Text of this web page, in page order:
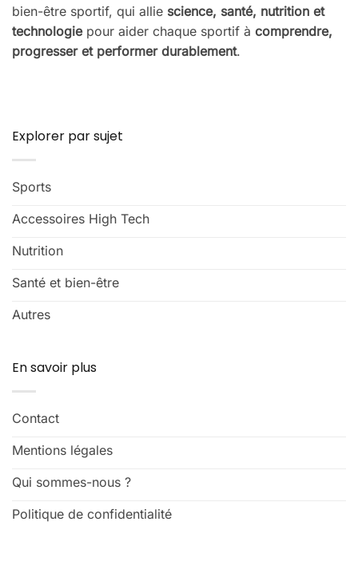
bien-être sportif, qui allie science, santé, nutrition et
technologiepour aider chaque sportif à comprendre,
progresser et performer durablement.
Explorer par sujet
Sports
Accessoires High Tech
Nutrition
Santé et bien-être
Autres
En savoir plus
Contact
Mentions légales
Qui sommes-nous ?
Politique de confidentialité